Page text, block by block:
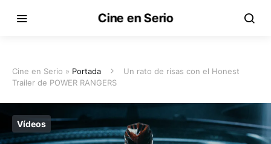
Cine en Serio
Cine en Serio » Portada
Un rato de risas con el Honest
Trailer de POWER RANGERS
Vídeos